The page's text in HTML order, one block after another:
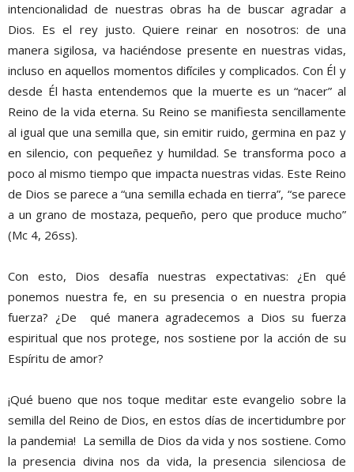
intencionalidad de nuestras obras ha de buscar agradar a
Dios. Es el rey justo. Quiere reinar en nosotros: de una
manera sigilosa, va haciéndose presente en nuestras vidas,
incluso en aquellos momentos difíciles y complicados. Con Él y
desde Él hasta entendemos que la muerte es un “nacer” al
Reino de la vida eterna. Su Reino se manifiesta sencillamente
al igual que una semilla que, sin emitir ruido, germina en paz y
en silencio, con pequeñez y humildad. Se transforma poco a
poco al mismo tiempo que impacta nuestras vidas. Este Reino
de Dios se parece a “una semilla echada en tierra”, “se parece
a un grano de mostaza, pequeño, pero que produce mucho”
(Mc 4, 26ss).
Con esto, Dios desafía nuestras expectativas: ¿En qué
ponemos nuestra fe, en su presencia o en nuestra propia
fuerza? ¿De qué manera agradecemos a Dios su fuerza
espiritual que nos protege, nos sostiene por la acción de su
Espíritu de amor?
¡Qué bueno que nos toque meditar este evangelio sobre la
semilla del Reino de Dios, en estos días de incertidumbre por
la pandemia! La semilla de Dios da vida y nos sostiene. Como
la presencia divina nos da vida, la presencia silenciosa de